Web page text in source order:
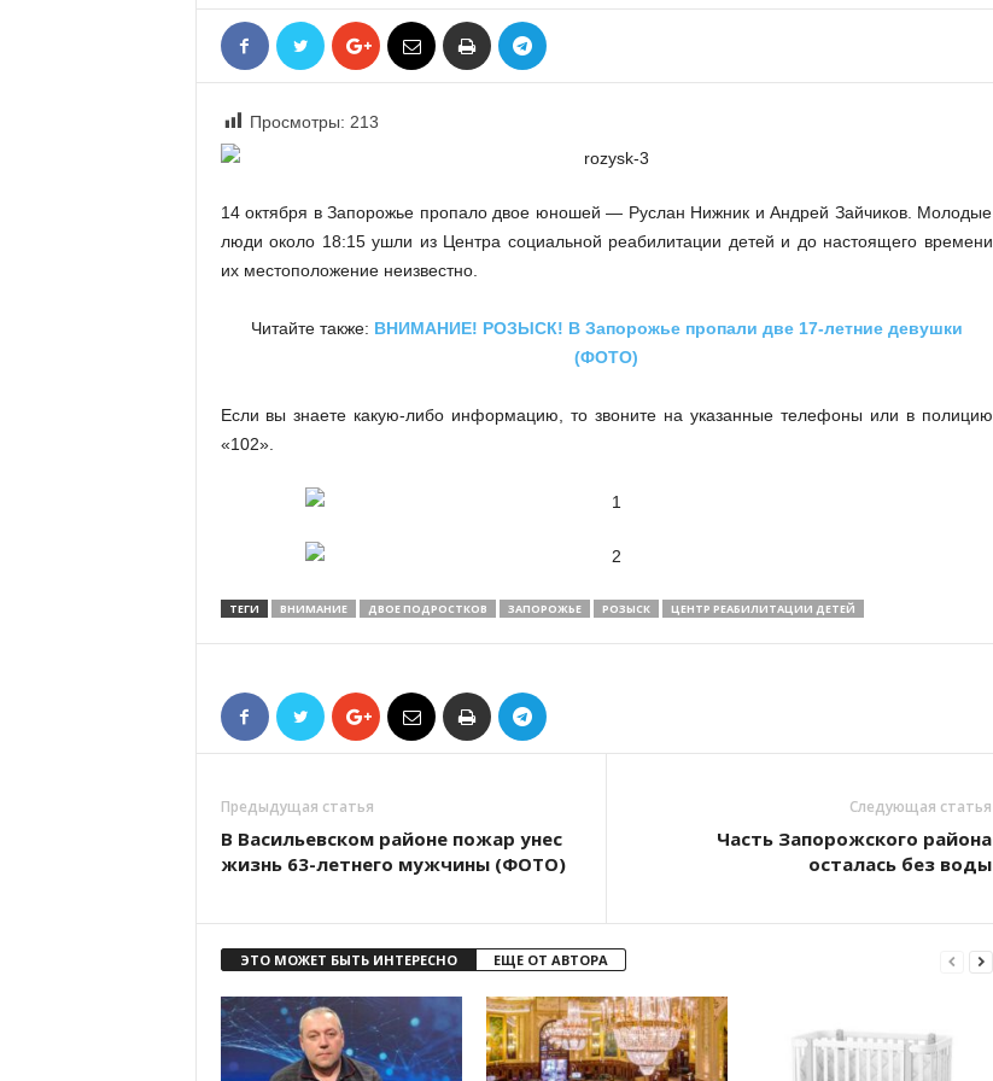
Просмотры: 213
14 октября в Запорожье пропало двое юношей — Руслан Нижник и Андрей Зайчиков. Молодые
люди около 18:15 ушли из Центра социальной реабилитации детей и до настоящего времени
их местоположение неизвестно.
Читайте также: ВНИМАНИЕ! РОЗЫСК! В Запорожье пропали две 17-летние девушки
(ФОТО)
Если вы знаете какую-либо информацию, то звоните на указанные телефоны или в полицию
«102».
ТЕГИ ВНИМАНИЕ ДВОЕ ПОДРОСТКОВ ЗАПОРОЖЬЕ РОЗЫСК ЦЕНТР РЕАБИЛИТАЦИИ ДЕТЕЙ
Предыдущая статья
В Васильевском районе пожар унес
жизнь 63-летнего мужчины (ФОТО)
Следующая статья
Часть Запорожского района
осталась без воды
ЭТО МОЖЕТ БЫТЬ ИНТЕРЕСНО ЕЩЕ ОТ АВТОРА